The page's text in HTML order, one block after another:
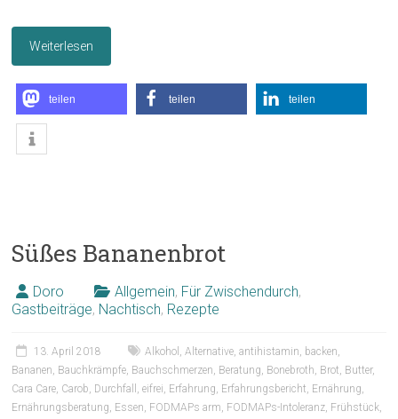
Weiterlesen
teilen teilen teilen
Süßes Bananenbrot
Doro Allgemein, Für Zwischendurch,
Gastbeiträge, Nachtisch, Rezepte
13. April 2018 Alkohol ,Alternative,antihistamin, backen,
Bananen, Bauchkrämpfe, Bauchschmerzen, Beratung, Bonebroth, Brot, Butter,
Cara Care, Carob, Durchfall ,eifrei, Erfahrung, Erfahrungsbericht, Ernährung,
Ernährungsberatung, Essen, FODMAPs arm, FODMAPs-Intoleranz, Frühstück,